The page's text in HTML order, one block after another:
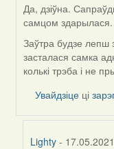
In
reply
to
by
09Алена
Да, дзіўна.
самцом здарылася.
Заўтра будзе лепш
засталася самка
колькі трэба і не
Увайдзіце ці
Lighty -